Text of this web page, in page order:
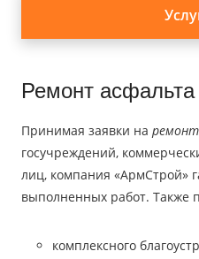
Ремонт
Принимая заявки на
госучреждений,
лиц, компания «АрмСтрой»
выполненных работ. Также
комплексного